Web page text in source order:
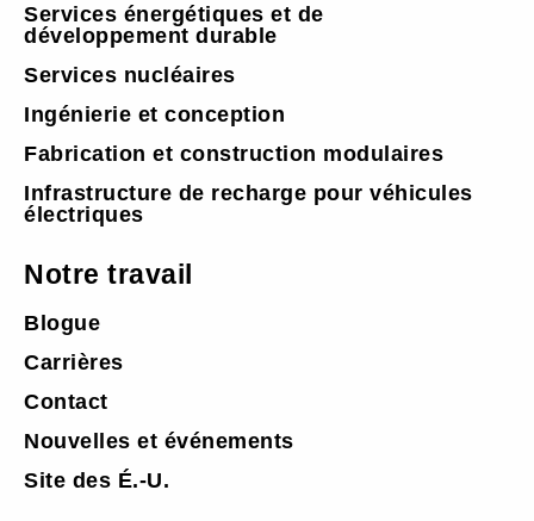
Services énergétiques et de
développement durable
Services nucléaires
Ingénierie et conception
Fabrication et construction modulaires
Infrastructure de recharge pour véhicules
électriques
Notre travail
Blogue
Carrières
Contact
Nouvelles et événements
Site des É.-U.